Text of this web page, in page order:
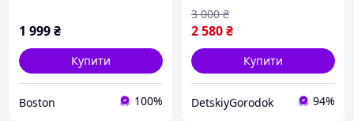
1 999₴
Купити
Boston 100%
2 580₴
3 000 ₴
Купити
DetskiyGorodok 94%